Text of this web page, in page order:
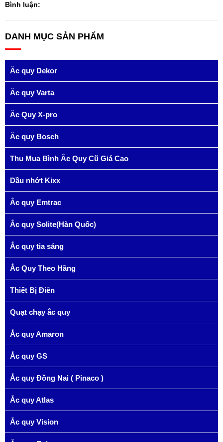
Bình luận:
DANH MỤC SẢN PHẨM
Ắc quy Dekor
Ắc quy Varta
Ắc Quy X-pro
Ắc quy Bosch
Thu Mua Bình Ắc Quy Cũ Giá Cao
Dầu nhớt Kixx
Ắc quy Emtrac
Ắc quy Solite(Hàn Quốc)
Ắc quy tia sáng
Ắc Quy Theo Hãng
Thiết Bị Điên
Quạt chạy ắc quy
Ắc quy Amaron
Ắc quy GS
Ắc quy Đồng Nai ( Pinaco )
Ắc quy Atlas
Ắc quy Vision